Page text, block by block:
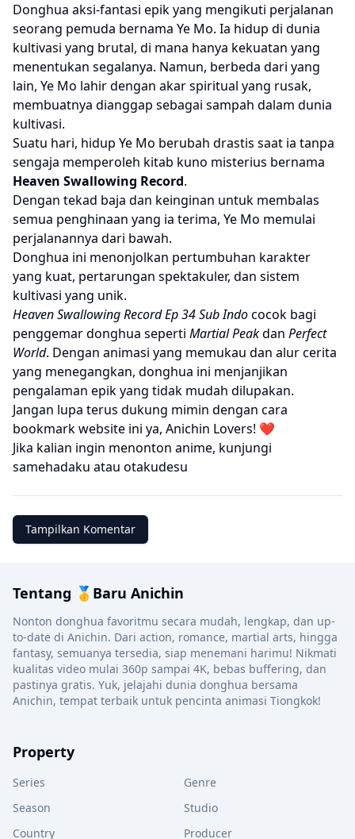
Donghua aksi-fantasi epik yang mengikuti perjalanan
seorang pemuda bernama Ye Mo. Ia hidup di dunia
kultivasi yang brutal, di mana hanya kekuatan yang
menentukan segalanya. Namun, berbeda dari yang
lain, Ye Mo lahir dengan akar spiritual yang rusak,
membuatnya dianggap sebagai sampah dalam dunia
kultivasi.
Suatu hari, hidup Ye Mo berubah drastis saat ia tanpa
sengaja memperoleh kitab kuno misterius bernama
Heaven Swallowing Record.
Dengan tekad baja dan keinginan untuk membalas
semua penghinaan yang ia terima, Ye Mo memulai
perjalanannya dari bawah.
Donghua ini menonjolkan pertumbuhan karakter
yang kuat, pertarungan spektakuler, dan sistem
kultivasi yang unik.
Heaven Swallowing Record Ep 34 Sub Indococok bagi
penggemar donghua seperti Martial Peakdan Perfect
World. Dengan animasi yang memukau dan alur cerita
yang menegangkan, donghua ini menjanjikan
pengalaman epik yang tidak mudah dilupakan.
Jangan lupa terus dukung mimin dengan cara
bookmark website ini ya, Anichin Lovers! ❤️
Jika kalian ingin menonton anime, kunjungi
samehadaku atau otakudesu
Tampilkan Komentar
Tentang 🥇Baru Anichin
Nonton donghua favoritmu secara mudah, lengkap, dan up-
to-date di Anichin. Dari action, romance, martial arts, hingga
fantasy, semuanya tersedia, siap menemani harimu! Nikmati
kualitas video mulai 360p sampai 4K, bebas buffering, dan
pastinya gratis. Yuk, jelajahi dunia donghua bersama
Anichin, tempat terbaik untuk pencinta animasi Tiongkok!
Property
Series
Genre
Season
Studio
Country
Producer